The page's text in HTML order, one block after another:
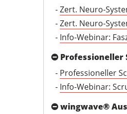
-Zert. Neuro-
-Zert. Neuro-
- Info-Webinar:
Professioneller
- Professioneller
- Info-Webinar:
wingwave®